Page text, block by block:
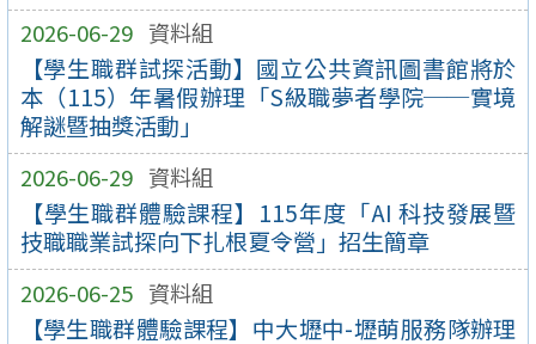
2026-06-29 資料組
【學生職群試探活動】國立公共資訊圖書館將於
本（115）年暑假辦理「S級職夢者學院──實境
解謎暨抽獎活動」
2026-06-29 資料組
【學生職群體驗課程】115年度「AI 科技發展暨
技職職業試探向下扎根夏令營」招生簡章
2026-06-25 資料組
【學生職群體驗課程】中大壢中-壢萌服務隊辦理